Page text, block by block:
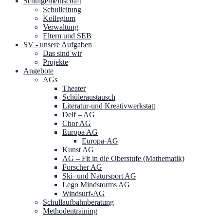
Schulleitung
Kollegium
Verwaltung
Eltern und SEB
SV - unsere Aufgaben
Das sind wir
Projekte
Angebote
AGs
Theater
Schüleraustausch
Literatur-und Kreativwerkstatt
Delf – AG
Chor AG
Europa AG
Europa-AG
Kunst AG
AG – Fit in die Oberstufe (Mathematik)
Forscher AG
Ski- und Natursport AG
Lego Mindstorms AG
Windsurf-AG
Schullaufbahnberatung
Methodentraining